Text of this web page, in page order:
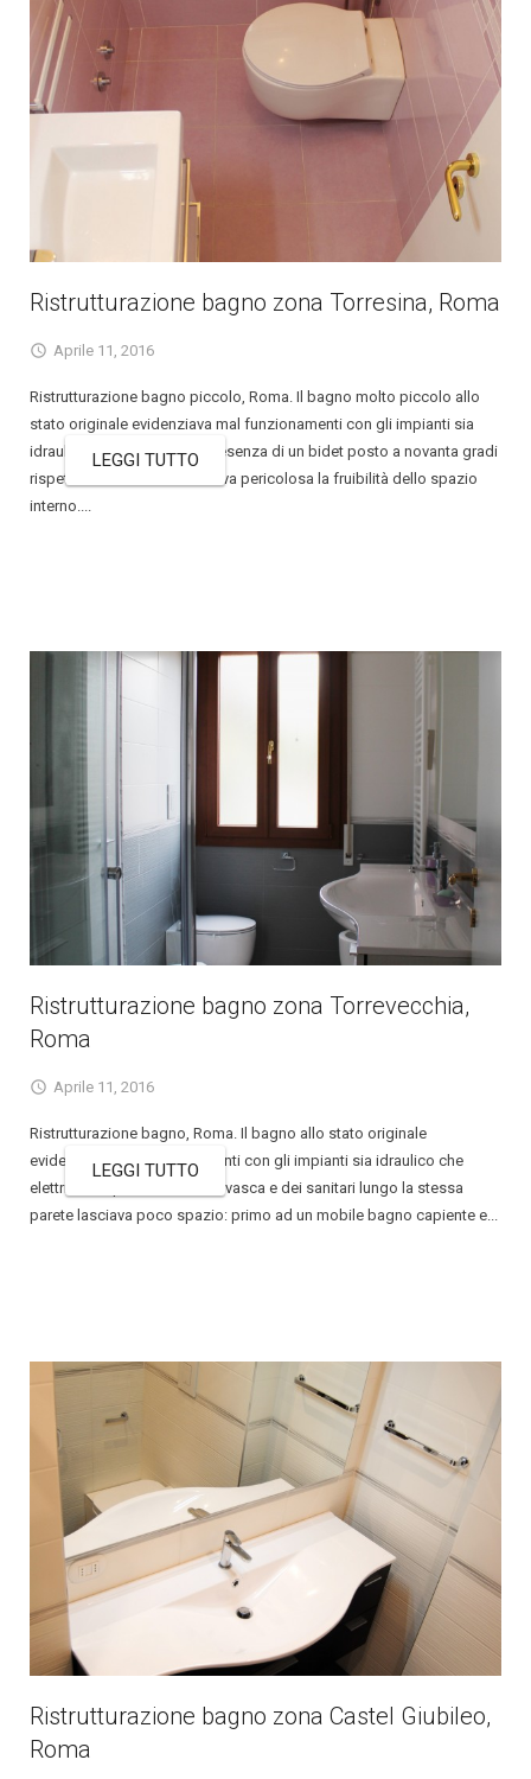
Ristrutturazione bagno zona Torresina, Roma
Aprile 11, 2016
Ristrutturazione bagno piccolo, Roma. Il bagno molto piccolo allo
stato originale evidenziava mal funzionamenti con gli impianti sia
idraulico che elettrico. La presenza di un bidet posto a novanta gradi
rispetto al vecchio wc rendeva pericolosa la fruibilità dello spazio
interno....
LEGGI TUTTO
Ristrutturazione bagno zona Torrevecchia,
Roma
Aprile 11, 2016
Ristrutturazione bagno, Roma. Il bagno allo stato originale
evidenziava mal funzionamenti con gli impianti sia idraulico che
elettrico. La presenza di una vasca e dei sanitari lungo la stessa
parete lasciava poco spazio: primo ad un mobile bagno capiente e...
LEGGI TUTTO
Ristrutturazione bagno zona Castel Giubileo,
Roma